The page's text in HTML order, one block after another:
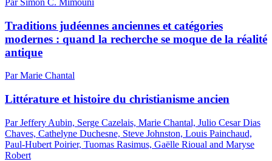
Par Simon C. Mimouni
Traditions judéennes anciennes et catégories
modernes : quand la recherche se moque de la réalité
antique
Par Marie Chantal
Littérature et histoire du christianisme ancien
Par Jeffery Aubin, Serge Cazelais, Marie Chantal, Julio Cesar Dias
Chaves, Cathelyne Duchesne, Steve Johnston, Louis Painchaud,
Paul-Hubert Poirier, Tuomas Rasimus, Gaëlle Rioual and Maryse
Robert